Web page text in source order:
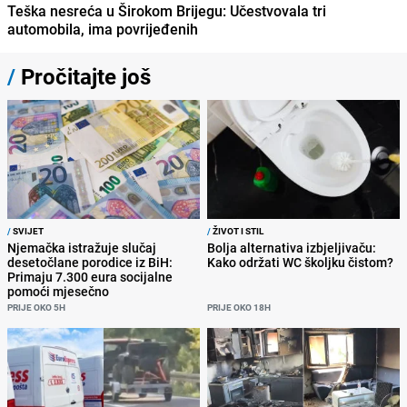
Teška nesreća u Širokom Brijegu: Učestvovala tri
automobila, ima povrijeđenih
/ Pročitajte još
/SVIJET
Njemačka istražuje slučaj
desetočlane porodice iz BiH:
Primaju 7.300 eura socijalne
pomoći mjesečno
PRIJE OKO 5H
/ŽIVOT I STIL
Bolja alternativa izbjeljivaču:
Kako održati WC školjku čistom?
PRIJE OKO 18H